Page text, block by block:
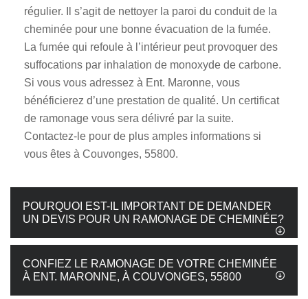
régulier. Il s’agit de nettoyer la paroi du conduit de la
cheminée pour une bonne évacuation de la fumée.
La fumée qui refoule à l’intérieur peut provoquer des
suffocations par inhalation de monoxyde de carbone.
Si vous vous adressez à Ent. Maronne, vous
bénéficierez d’une prestation de qualité. Un certificat
de ramonage vous sera délivré par la suite.
Contactez-le pour de plus amples informations si
vous êtes à Couvonges, 55800.
POURQUOI EST-IL IMPORTANT DE DEMANDER
UN DEVIS POUR UN RAMONAGE DE CHEMINÉE?
CONFIEZ LE RAMONAGE DE VOTRE CHEMINÉE
À ENT. MARONNE, À COUVONGES, 55800